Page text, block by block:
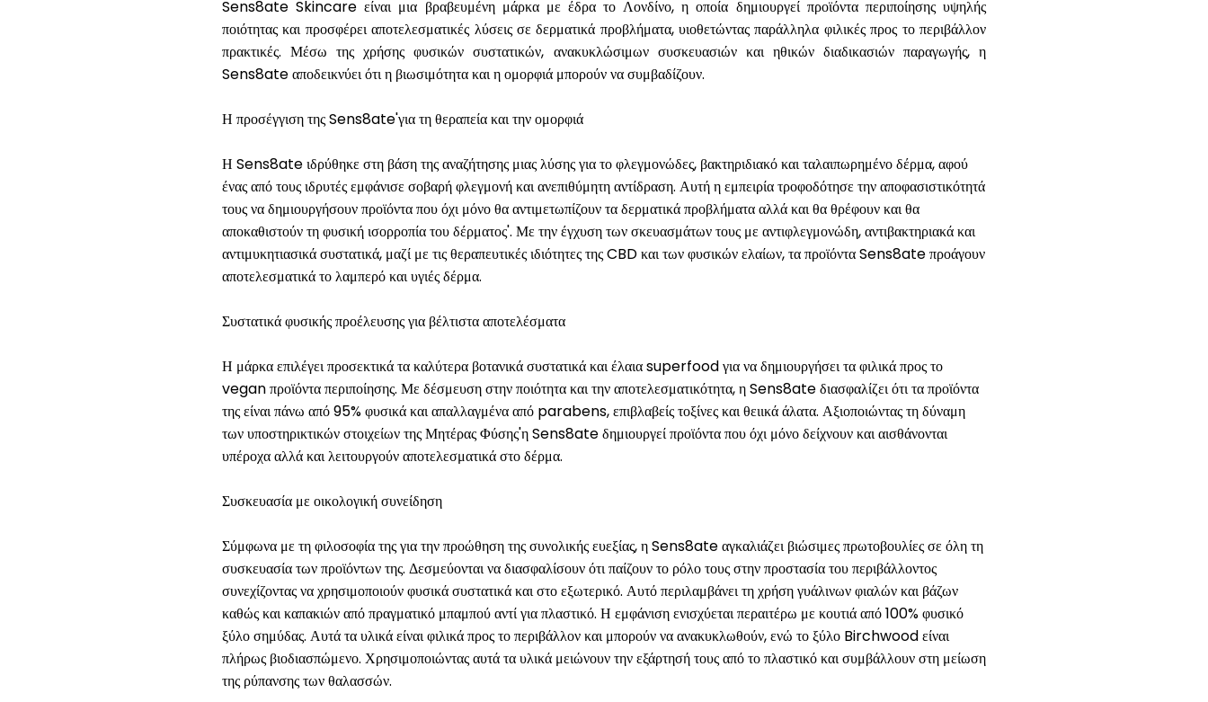
Sens8ate Skincare είναι μια βραβευμένη μάρκα με έδρα το Λονδίνο, η οποία δημιουργεί προϊόντα περιποίησης υψηλής
ποιότητας και προσφέρει αποτελεσματικές λύσεις σε δερματικά προβλήματα, υιοθετώντας παράλληλα φιλικές προς το περιβάλλον
πρακτικές. Μέσω της χρήσης φυσικών συστατικών, ανακυκλώσιμων συσκευασιών και ηθικών διαδικασιών παραγωγής, η
Sens8ate αποδεικνύει ότι η βιωσιμότητα και η ομορφιά μπορούν να συμβαδίζουν.
Η προσέγγιση της Sens8ate'για τη θεραπεία και την ομορφιά
Η Sens8ate ιδρύθηκε στη βάση της αναζήτησης μιας λύσης για το φλεγμονώδες, βακτηριδιακό και ταλαιπωρημένο δέρμα, αφού
ένας από τους ιδρυτές εμφάνισε σοβαρή φλεγμονή και ανεπιθύμητη αντίδραση. Αυτή η εμπειρία τροφοδότησε την αποφασιστικότητά
τους να δημιουργήσουν προϊόντα που όχι μόνο θα αντιμετωπίζουν τα δερματικά προβλήματα αλλά και θα θρέφουν και θα
αποκαθιστούν τη φυσική ισορροπία του δέρματος'. Με την έγχυση των σκευασμάτων τους με αντιφλεγμονώδη, αντιβακτηριακά και
αντιμυκητιασικά συστατικά, μαζί με τις θεραπευτικές ιδιότητες της CBD και των φυσικών ελαίων, τα προϊόντα Sens8ate προάγουν
αποτελεσματικά το λαμπερό και υγιές δέρμα.
Συστατικά φυσικής προέλευσης για βέλτιστα αποτελέσματα
Η μάρκα επιλέγει προσεκτικά τα καλύτερα βοτανικά συστατικά και έλαια superfood για να δημιουργήσει τα φιλικά προς το
vegan προϊόντα περιποίησης. Με δέσμευση στην ποιότητα και την αποτελεσματικότητα, η Sens8ate διασφαλίζει ότι τα προϊόντα
της είναι πάνω από 95% φυσικά και απαλλαγμένα από parabens, επιβλαβείς τοξίνες και θειικά άλατα. Αξιοποιώντας τη δύναμη
των υποστηρικτικών στοιχείων της Μητέρας Φύσης'η Sens8ate δημιουργεί προϊόντα που όχι μόνο δείχνουν και αισθάνονται
υπέροχα αλλά και λειτουργούν αποτελεσματικά στο δέρμα.
Συσκευασία με οικολογική συνείδηση
Σύμφωνα με τη φιλοσοφία της για την προώθηση της συνολικής ευεξίας, η Sens8ate αγκαλιάζει βιώσιμες πρωτοβουλίες σε όλη τη
συσκευασία των προϊόντων της. Δεσμεύονται να διασφαλίσουν ότι παίζουν το ρόλο τους στην προστασία του περιβάλλοντος
συνεχίζοντας να χρησιμοποιούν φυσικά συστατικά και στο εξωτερικό. Αυτό περιλαμβάνει τη χρήση γυάλινων φιαλών και βάζων
καθώς και καπακιών από πραγματικό μπαμπού αντί για πλαστικό. Η εμφάνιση ενισχύεται περαιτέρω με κουτιά από 100% φυσικό
ξύλο σημύδας. Αυτά τα υλικά είναι φιλικά προς το περιβάλλον και μπορούν να ανακυκλωθούν, ενώ το ξύλο Birchwood είναι
πλήρως βιοδιασπώμενο. Χρησιμοποιώντας αυτά τα υλικά μειώνουν την εξάρτησή τους από το πλαστικό και συμβάλλουν στη μείωση
της ρύπανσης των θαλασσών.